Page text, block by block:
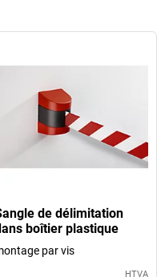
de délimitation
boîtier plastique
par vis
HTVA